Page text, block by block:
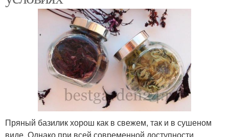
Пряный базилик хорош как в свежем, так и в сушеном